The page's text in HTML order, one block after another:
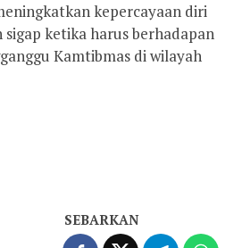
kepercayaan diri
ketika harus berhadapan
Kamtibmas di wilayah
SEBARKAN